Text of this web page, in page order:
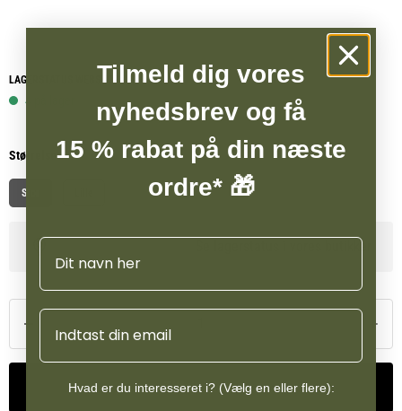
LAGERSTATUS WEBSHOP
4 på lager
Størrelse
Stor
Se lagerstatus i vores butikker
Tilføj til kurv
Tilmeld dig vores
nyhedsbrev og få
15 % rabat på din næste
ordre* 🎁
Navn
Email
Hvad er du interesseret i? (Vælg en eller flere):